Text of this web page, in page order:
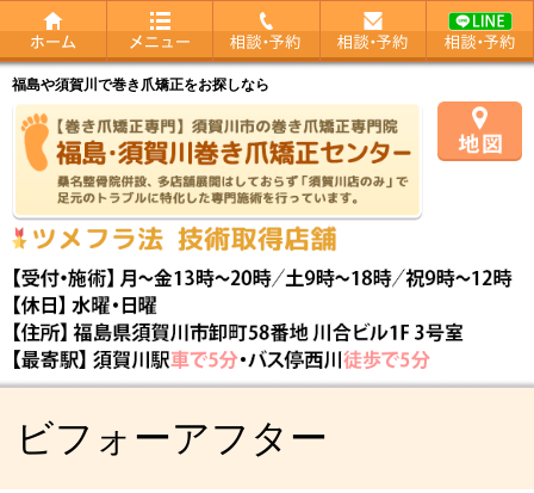
福島や須賀川で巻き爪矯正をお探しなら
ビフォーアフター